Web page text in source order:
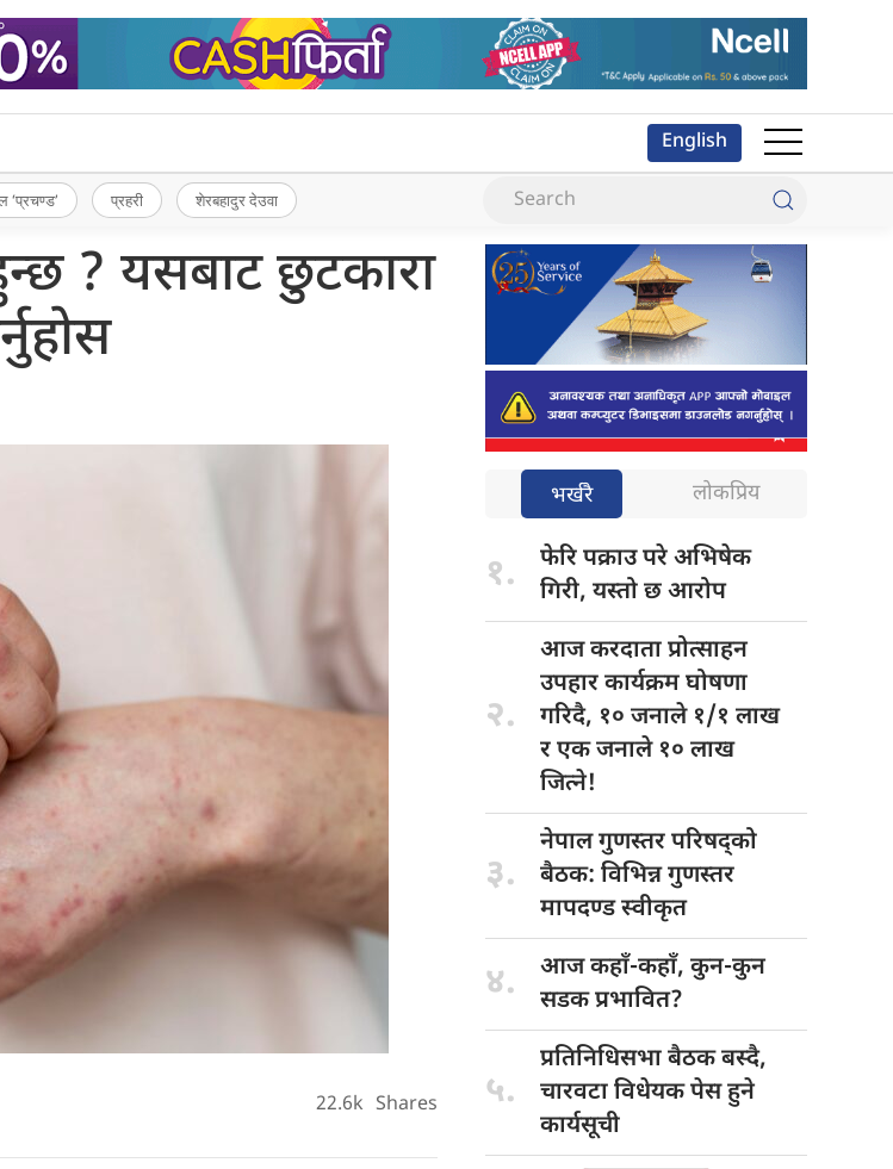
English
‘प्रचण्ड’ प्रहरी शेरबहादुर देउवा
? यसबाट छुटकारा
22.6k Shares
भर्खरै लोकप्रिय
१. फेरि पक्राउपरे अभिषेक
गिरी, यस्तो छ आरोप
२.
आज करदाताप्रोत्साहन
उपहार कार्यक्रम घोषणा
गरिदै, १० जनाले १/१ लाख
र एक जनाले १० लाख
जित्ने!
३.
नेपाल गुणस्तरपरिषद्को
बैठक: विभिन्न गुणस्तर
मापदण्ड स्वीकृत
४. आज कहाँ-कहाँ, कुन-कुन
सडक प्रभावित?
५.
प्रतिनिधिसभा बैठकबस्दै,
चारवटा विधेयक पेस हुने
कार्यसूची